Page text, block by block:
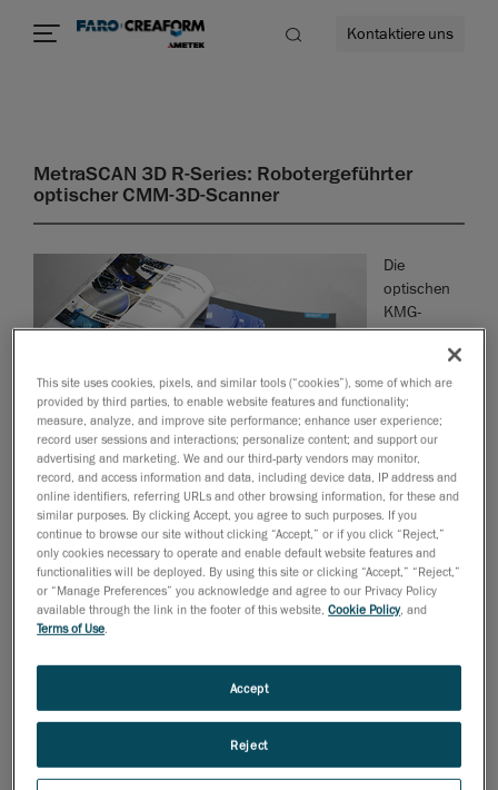
Kontaktiere uns
MetraSCAN 3D R-Series: Robotergeführter
optischer CMM-3D-Scanner
Die
optischen
KMG-
Scanner
MetraSCAN
3D-R sind
leistungsstarke, innovative robotermontierte Lösungen, die sich
nahtlos in automatisierte Qualitätskontrollprozesse für At-
LineInspektionen in der Massenproduktion integrieren lassen.
Die innovative Technologie der MetraSCAN 3D-R 3D-Scanner,
ermöglicht Fertigungsunternehmen, Qualitätsprobleme schneller
zu erkennen und ihre Korrekturmaßnahmen auf bessere
können ihren Produktionsprozess optimieren und produzieren
Broschüre herunterladen
This site uses cookies, pixels, and similar tools (“cookies”), some of which are
provided by third parties, to enable website features and functionality;
measure, analyze, and improve site performance; enhance user experience;
record user sessions and interactions; personalize content; and support our
advertising and marketing. We and our third-party vendors may monitor,
record, and access information and data, including device data, IP address and
online identifiers, referring URLs and other browsing information, for these and
similar purposes. By clicking Accept, you agree to such purposes. If you
continue to browse our site without clicking “Accept,” or if you click “Reject,”
only cookies necessary to operate and enable default website features and
functionalities will be deployed. By using this site or clicking “Accept,” “Reject,”
or “Manage Preferences” you acknowledge and agree to our Privacy Policy
available through the link in the footer of this website,Cookie Policy, and
Terms of Use
Reject
Accept